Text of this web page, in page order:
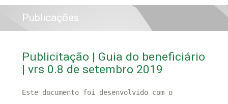
Publicações
Publicitação | Guia do beneficiário
| vrs 0.8 de setembro 2019
Este documento foi desenvolvido com o